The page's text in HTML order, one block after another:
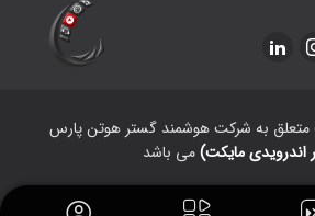
متعلق به شرکت هوشمند گستر هوتن پارس
اندرویدی مایکت)می باشد